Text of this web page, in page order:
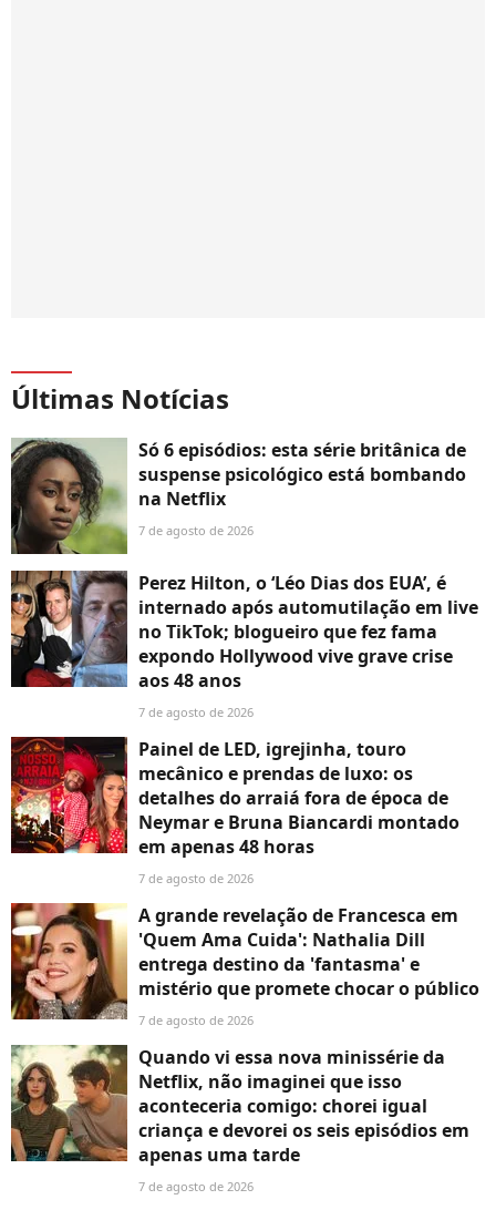
Últimas Notícias
Só 6 episódios: esta série britânica de
suspense psicológico está bombando
na Netflix
7 de agosto de 2026
Perez Hilton, o ‘Léo Dias dos EUA’, é
internado após automutilação em live
no TikTok; blogueiro que fez fama
expondo Hollywood vive grave crise
aos 48 anos
7 de agosto de 2026
Painel de LED, igrejinha, touro
mecânico e prendas de luxo: os
detalhes do arraiá fora de época de
Neymar e Bruna Biancardi montado
em apenas 48 horas
7 de agosto de 2026
A grande revelação de Francesca em
'Quem Ama Cuida': Nathalia Dill
entrega destino da 'fantasma' e
mistério que promete chocar o público
7 de agosto de 2026
Quando vi essa nova minissérie da
Netflix, não imaginei que isso
aconteceria comigo: chorei igual
criança e devorei os seis episódios em
apenas uma tarde
7 de agosto de 2026